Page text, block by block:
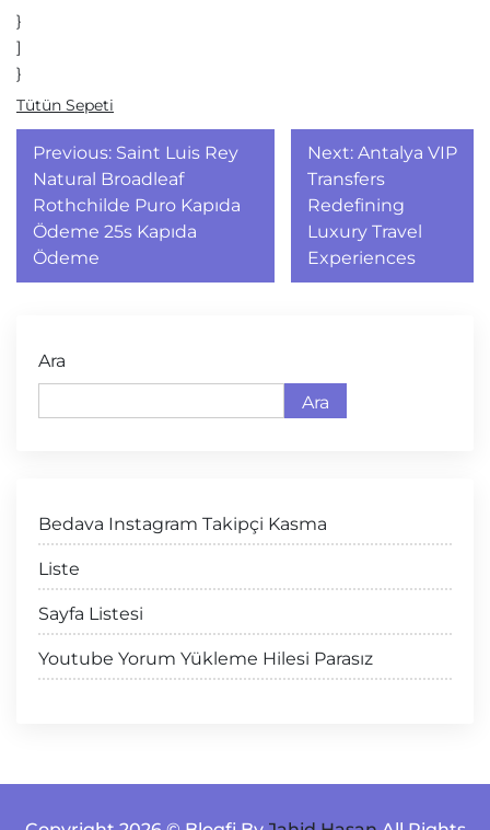
}
]
}
Tütün Sepeti
Yazı
gezinmesi
Previous: Saint Luis Rey
Natural Broadleaf
Rothchilde Puro Kapıda
Ödeme 25s Kapıda
Ödeme
Next: Antalya VIP
Transfers
Redefining
Luxury Travel
Experiences
Ara
Ara
Bedava Instagram Takipçi Kasma
Liste
Sayfa Listesi
Youtube Yorum Yükleme Hilesi Parasız